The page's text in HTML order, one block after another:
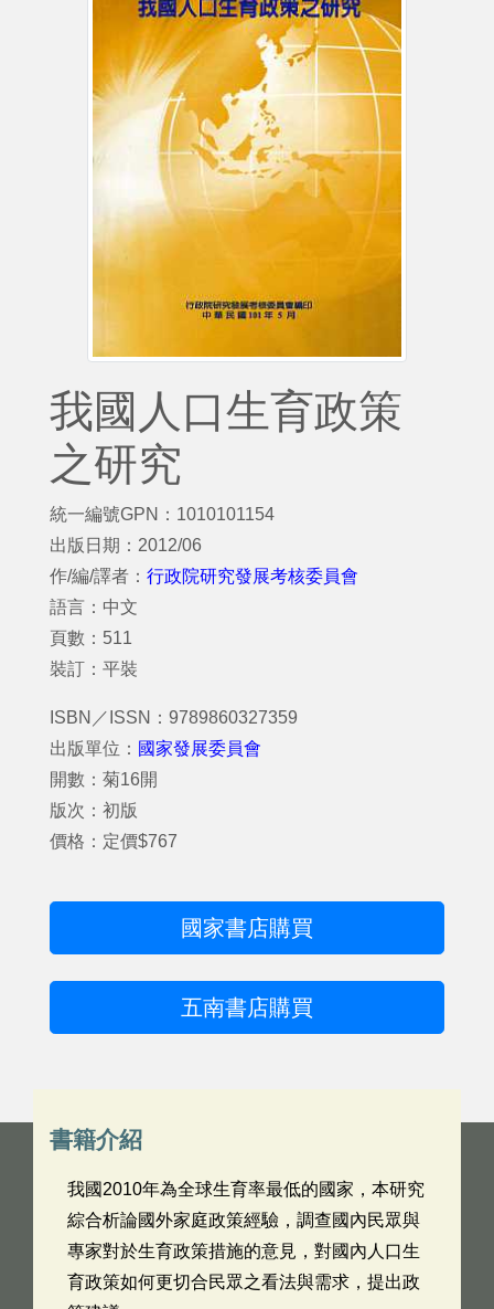
我國人口生育政策
之研究
統一編號GPN：1010101154
出版日期：2012/06
作/編/譯者： 行政院研究發展考核委員會
語言：中文
頁數：511
裝訂：平裝
ISBN／ISSN：9789860327359
出版單位： 國家發展委員會
開數：菊16開
版次：初版
價格：定價$767
國家書店購買
五南書店購買
書籍介紹
我國2010年為全球生育率最低的國家，本研究
綜合析論國外家庭政策經驗，調查國內民眾與
專家對於生育政策措施的意見，對國內人口生
育政策如何更切合民眾之看法與需求，提出政